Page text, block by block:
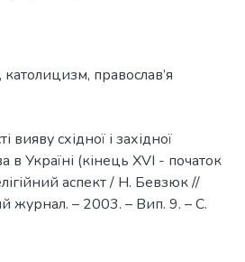
, католицизм, православ’я
східної і західної
в Україні (кінець XVI - початок
аспект / Н. Бевзюк //
журнал. – 2003. – Вип. 9. – С.